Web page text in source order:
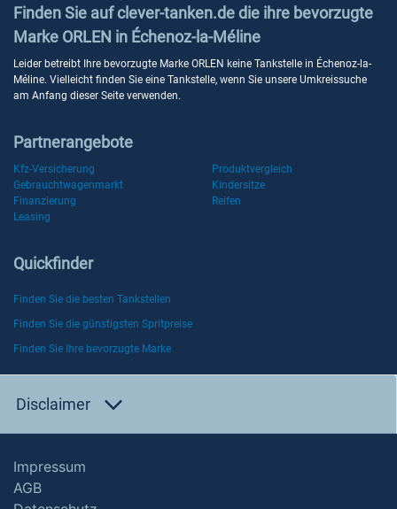
Finden Sie auf clever-tanken.de die ihre bevorzugte
Marke ORLEN in Échenoz-la-Méline
Leider betreibt Ihre bevorzugte Marke ORLEN keine Tankstelle in Échenoz-la-
Méline. Vielleicht finden Sie eine Tankstelle, wenn Sie unsere Umkreissuche
am Anfang dieser Seite verwenden.
Partnerangebote
Kfz-Versicherung
Produktvergleich
Gebrauchtwagenmarkt
Kindersitze
Finanzierung
Reifen
Leasing
Quickfinder
Finden Sie die besten Tankstellen
Finden Sie die günstigsten Spritpreise
Finden Sie Ihre bevorzugte Marke
Disclaimer
Impressum
AGB